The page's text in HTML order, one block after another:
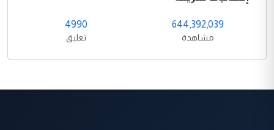
644,392,039
مشاهدة
4990
تعليق